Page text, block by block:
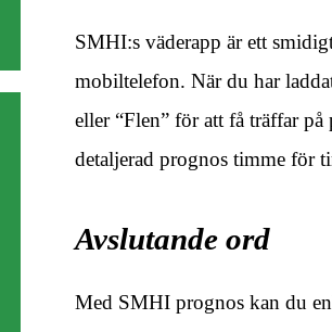
SMHI:s väderapp är ett
mobiltelefon. När du har
eller “Flen” för att få träffar
detaljerad prognos timme för
Avslutande ord
Med SMHI prognos kan du